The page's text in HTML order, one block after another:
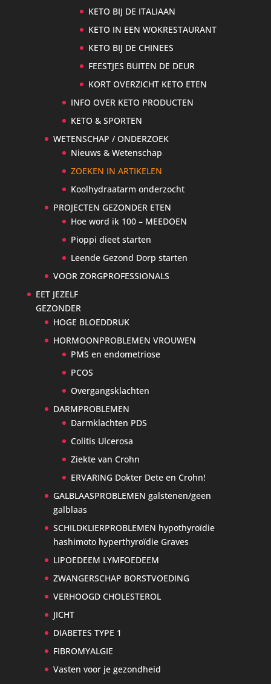
KETO BIJ DE ITALIAAN
KETO IN EEN WOKRESTAURANT
KETO BIJ DE CHINEES
FEESTJES BUITEN DE DEUR
KORT OVERZICHT KETO ETEN
INFO OVER KETO PRODUCTEN
KETO & SPORTEN
WETENSCHAP / ONDERZOEK
Nieuws & Wetenschap
ZOEKEN IN ARTIKELEN
Koolhydraatarm onderzocht
PROJECTEN GEZONDER ETEN
Hoe word ik 100 – MEEDOEN
Pioppi dieet starten
Leende Gezond Dorp starten
VOOR ZORGPROFESSIONALS
EET JEZELF
GEZONDER
HOGE BLOEDDRUK
HORMOONPROBLEMEN VROUWEN
PMS en endometriose
PCOS
Overgangsklachten
DARMPROBLEMEN
Darmklachten PDS
Colitis Ulcerosa
Ziekte van Crohn
ERVARING Dokter Dete en Crohn!
GALBLAASPROBLEMEN galstenen/geen
galblaas
SCHILDKLIERPROBLEMEN hypothyroïdie
hashimoto hyperthyroïdie Graves
LIPOEDEEM LYMFOEDEEM
ZWANGERSCHAP BORSTVOEDING
VERHOOGD CHOLESTEROL
JICHT
DIABETES TYPE 1
FIBROMYALGIE
Vasten voor je gezondheid